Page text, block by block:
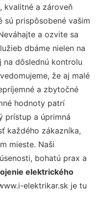
kvalitné a zároveň
sú prispôsobené vašim
a ozvite sa
dbáme nielen na
dôslednú kontrolu
že aj malé
a zbytočné
hodnoty patrí
prístup a úprimná
každého zákazníka,
mieste. Naši
bohatú prax a
elektrického
elektrikar.sk je tu